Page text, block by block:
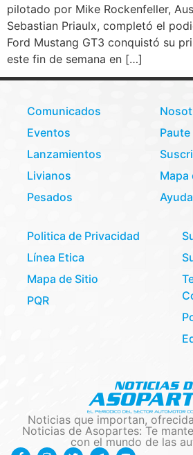
pilotado por Mike Rockenfeller,
Sebastian Priaulx, completó el
Ford Mustang GT3 conquistó su
este fin de semana en […]
Comunicados
Eventos
Lanzamientos
Livianos
Pesados
Mapa
Ayuda
Politica de Privacidad
Línea Etica
Mapa de Sitio
PQR
Noticias que importan,
Noticias de Asopartes: Te
con el mundo de las